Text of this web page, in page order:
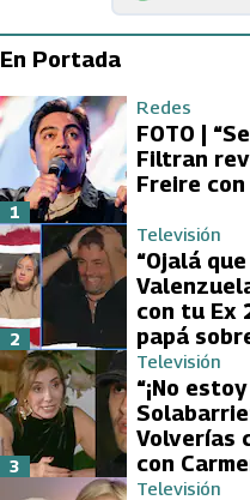
En Portada
Redes
FOTO |
Filtran
Freire
1
Televisión
“Ojalá
con tu Ex
papá
2
Televisión
“¡No
Volverías
con
3
Televisión